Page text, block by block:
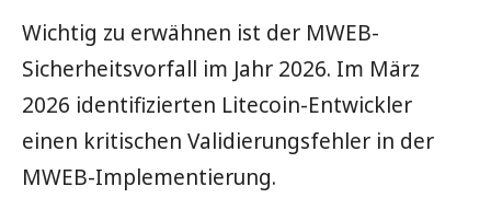
Wichtig zu erwähnen ist der MWEB-
Sicherheitsvorfall im Jahr 2026. Im März
2026 identifizierten Litecoin-Entwickler
einen kritischen Validierungsfehler in der
MWEB-Implementierung.